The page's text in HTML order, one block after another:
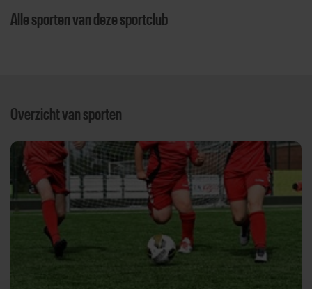
Alle sporten van deze sportclub
Overzicht van sporten